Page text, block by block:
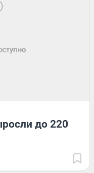
до 220